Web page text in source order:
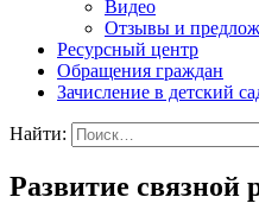
Видео
Отзывы и
Ресурсный центр
Обращения граждан
Зачисление в детский
Найти:
Развитие связной